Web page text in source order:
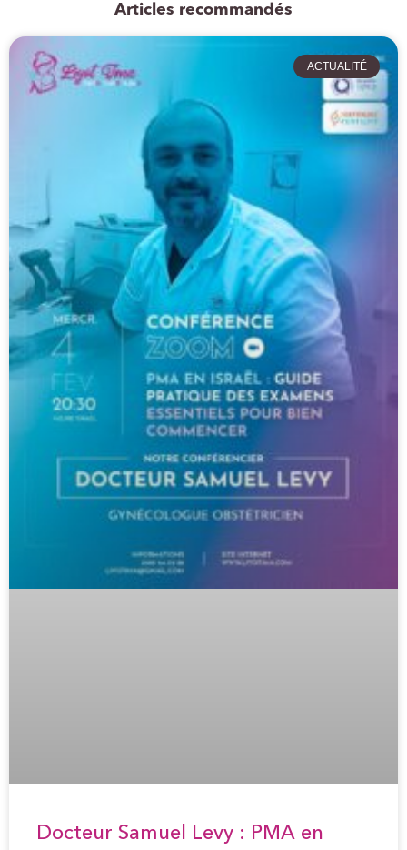
Articles recommandés
ACTUALITÉ
Docteur Samuel Levy : PMA en